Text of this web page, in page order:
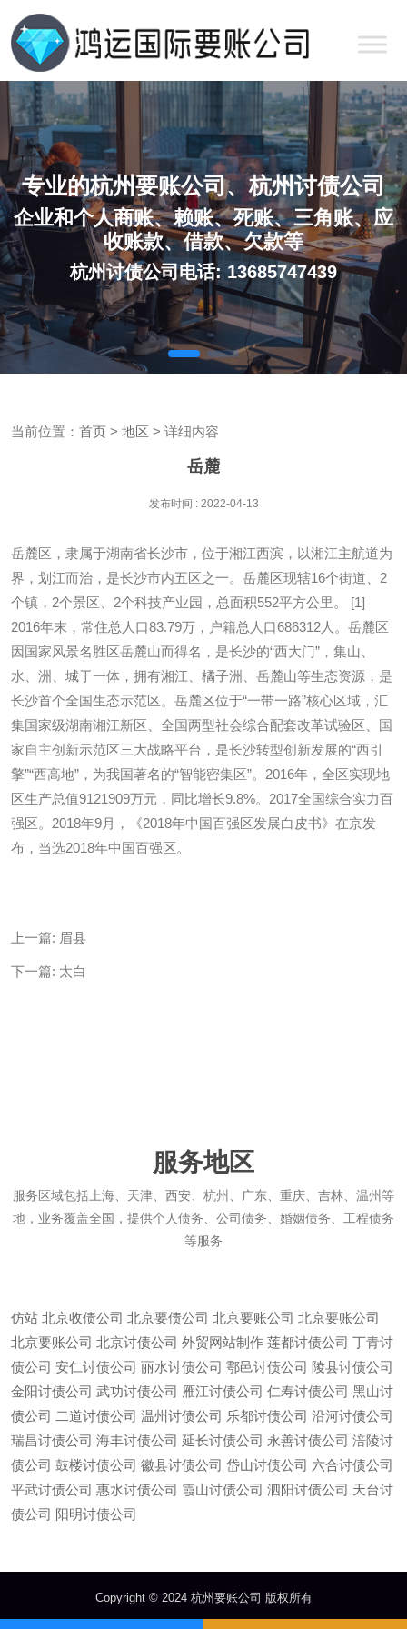
专业的杭州要账公司、杭州讨债公司
企业和个人商账、赖账、死账、三角账、应
收账款、借款、欠款等
杭州讨债公司电话: 13685747439
当前位置： 首页 > 地区 > 详细内容
岳麓
发布时间 : 2022-04-13
岳麓区，隶属于湖南省长沙市，位于湘江西滨，以湘江主航道为
界，划江而治，是长沙市内五区之一。岳麓区现辖16个街道、2
个镇，2个景区、2个科技产业园，总面积552平方公里。 [1]
2016年末，常住总人口83.79万，户籍总人口686312人。岳麓区
因国家风景名胜区岳麓山而得名，是长沙的“西大门”，集山、
水、洲、城于一体，拥有湘江、橘子洲、岳麓山等生态资源，是
长沙首个全国生态示范区。岳麓区位于“一带一路”核心区域，汇
集国家级湖南湘江新区、全国两型社会综合配套改革试验区、国
家自主创新示范区三大战略平台，是长沙转型创新发展的“西引
擎”“西高地”，为我国著名的“智能密集区”。2016年，全区实现地
区生产总值9121909万元，同比增长9.8%。2017全国综合实力百
强区。2018年9月，《2018年中国百强区发展白皮书》在京发
布，当选2018年中国百强区。
上一篇: 眉县
下一篇: 太白
服务地区
服务区域包括上海、天津、西安、杭州、广东、重庆、吉林、温州等
地，业务覆盖全国，提供个人债务、公司债务、婚姻债务、工程债务
等服务
仿站 北京收债公司 北京要债公司 北京要账公司 北京要账公司
北京要账公司 北京讨债公司 外贸网站制作 莲都讨债公司 丁青讨
债公司 安仁讨债公司 丽水讨债公司 鄠邑讨债公司 陵县讨债公司
金阳讨债公司 武功讨债公司 雁江讨债公司 仁寿讨债公司 黑山讨
债公司 二道讨债公司 温州讨债公司 乐都讨债公司 沿河讨债公司
瑞昌讨债公司 海丰讨债公司 延长讨债公司 永善讨债公司 涪陵讨
债公司 鼓楼讨债公司 徽县讨债公司 岱山讨债公司 六合讨债公司
平武讨债公司 惠水讨债公司 霞山讨债公司 泗阳讨债公司 天台讨
债公司 阳明讨债公司
Copyright © 2024 杭州要账公司 版权所有
微信13685747439